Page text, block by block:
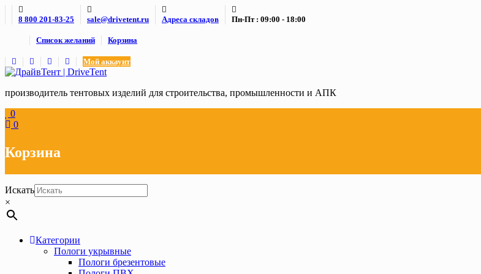
Skip
8 800 201-83-25 sale@drivetent.ru Адреса складов Пн-Пт : 09:00 - 18:00
Список желаний Корзина
Мой аккаунт
производитель тентовых изделий для строительства, промышленности и АПК
0
0
Корзина
Искать
×
Категории
Пологи укрывные
Пологи брезентовые